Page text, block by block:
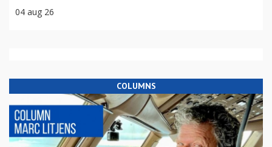
04 aug 26
COLUMNS